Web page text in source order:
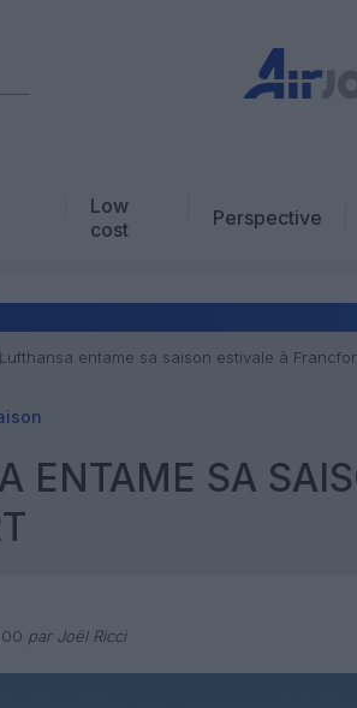
Low
cost
Perspective
Lufthansa entame sa saison estivale à
ENTAME SA
par Joël Ricci